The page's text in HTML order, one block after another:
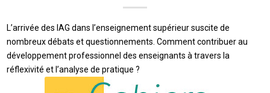
L’arrivée des IAG dans l’enseignement supérieur suscite de
nombreux débats et questionnements. Comment contribuer au
développement professionnel des enseignants à travers la
réflexivité et l’analyse de pratique ?